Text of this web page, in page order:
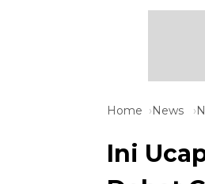
Home News
Ini